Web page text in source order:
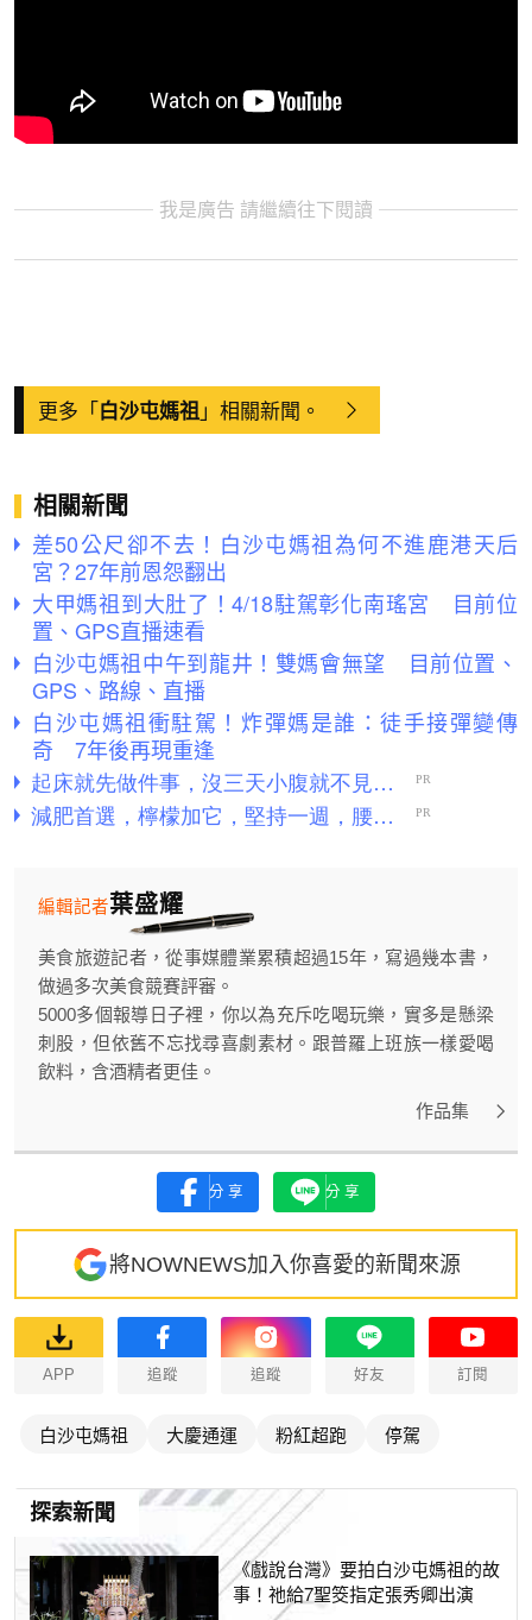
我是廣告 請繼續往下閱讀
更多「白沙屯媽祖」相關新聞。
相關新聞
差50公尺卻不去！白沙屯媽祖為何不進鹿港天后
宮？27年前恩怨翻出
大甲媽祖到大肚了！4/18駐駕彰化南瑤宮 目前位
置、GPS直播速看
白沙屯媽祖中午到龍井！雙媽會無望 目前位置、
GPS、路線、直播
白沙屯媽祖衝駐駕！炸彈媽是誰：徒手接彈變傳
奇 7年後再現重逢
葉盛耀
編輯記者
美食旅遊記者，從事媒體業累積超過15年，寫過幾本書，
做過多次美食競賽評審。
5000多個報導日子裡，你以為充斥吃喝玩樂，實多是懸梁
刺股，但依舊不忘找尋喜劇素材。跟普羅上班族一樣愛喝
飲料，含酒精者更佳。
作品集
分享 分享
將NOWNEWS加入你喜愛的新聞來源
APP 追蹤 追蹤 好友 訂閱
白沙屯媽祖 大慶通運 粉紅超跑 停駕
探索新聞
《戲說台灣》要拍白沙屯媽祖的故
事！祂給7聖筊指定張秀卿出演